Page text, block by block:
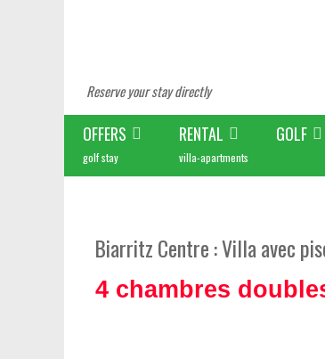
Reserve your stay directly
OFFERS
golf stay
RENTAL
villa-apartments
GOLF
Biarritz Centre : Villa avec
4 chambres